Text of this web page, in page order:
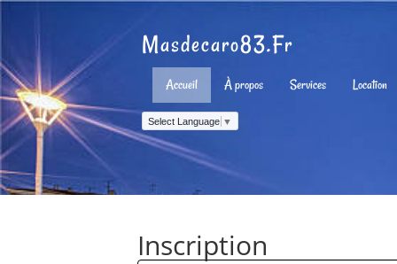
Masdecaro83.fr
Accueil À propos Services Location
Select Language ▼
Inscription